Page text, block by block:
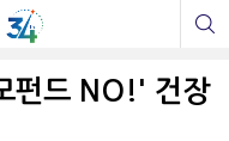
펀드 NO!' 건장